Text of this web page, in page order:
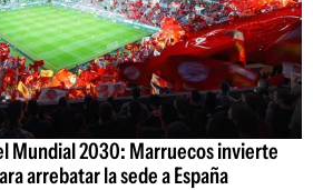
Mundial 2030: Marruecos invierte
arrebatar la sede a España